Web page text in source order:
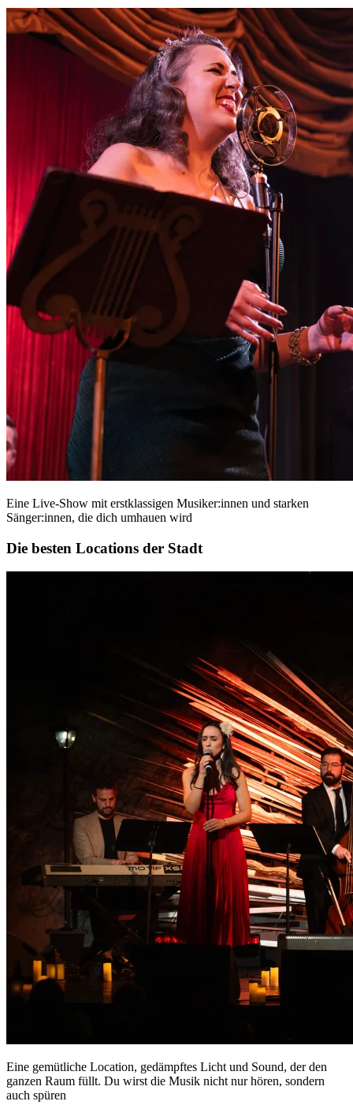
Eine Live-Show mit erstklassigen Musiker:innen und starken
Sänger:innen, die dich umhauen wird
Die besten Locations der Stadt
Eine gemütliche Location, gedämpftes Licht und Sound, der den
ganzen Raum füllt. Du wirst die Musik nicht nur hören, sondern
auch spüren